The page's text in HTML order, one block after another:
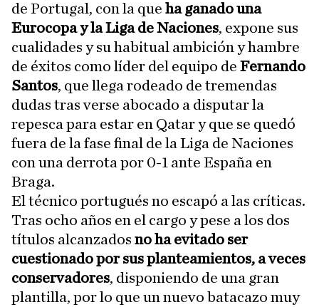
de Portugal, con la que ha ganado una
Eurocopa y la Liga de Naciones, expone sus
cualidades y su habitual ambición y hambre
de éxitos como líder del equipo de Fernando
Santos, que llega rodeado de tremendas
dudas tras verse abocado a disputar la
repesca para estar en Qatar y que se quedó
fuera de la fase final de la Liga de Naciones
con una derrota por 0-1 ante España en
Braga.
El técnico portugués no escapó a las críticas.
Tras ocho años en el cargo y pese a los dos
títulos alcanzados no ha evitado ser
cuestionado por sus planteamientos, a veces
conservadores, disponiendo de una gran
plantilla, por lo que un nuevo batacazo muy